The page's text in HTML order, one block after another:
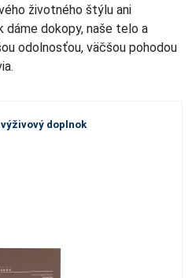
životného štýlu ani
dáme dokopy, naše telo a
odolnosťou, väčšou pohodou
doplnok